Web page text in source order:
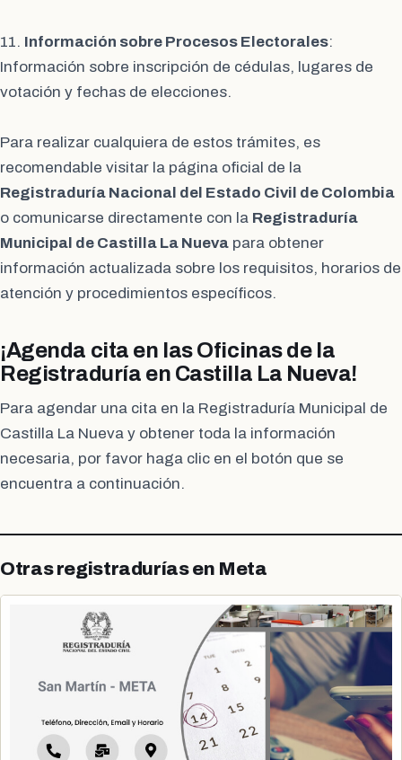
11. Información sobre Procesos Electorales:
Información sobre inscripción de cédulas, lugares de
votación y fechas de elecciones.
Para realizar cualquiera de estos trámites, es
recomendable visitar la página oficial de la
Registraduría Nacional del Estado Civil de Colombia
o comunicarse directamente con la Registraduría
Municipal de Castilla La Nueva para obtener
información actualizada sobre los requisitos, horarios de
atención y procedimientos específicos.
¡Agenda cita en las Oficinas de la
Registraduría en Castilla La Nueva!
Para agendar una cita en la Registraduría Municipal de
Castilla La Nueva y obtener toda la información
necesaria, por favor haga clic en el botón que se
encuentra a continuación.
Otras registradurías en Meta